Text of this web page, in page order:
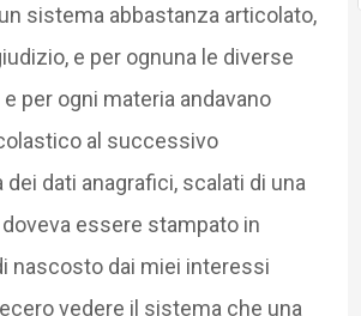
sistema abbastanza articolato,
e per ognuna le diverse
per ogni materia andavano
al successivo
dati anagrafici, scalati di una
essere stampato in
nascosto dai miei interessi
vedere il sistema che una